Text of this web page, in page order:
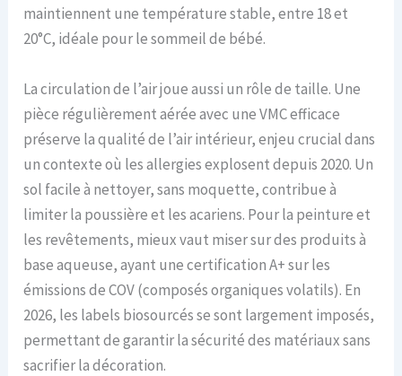
maintiennent une température stable, entre 18 et
20°C, idéale pour le sommeil de bébé.
La circulation de l’air joue aussi un rôle de taille. Une
pièce régulièrement aérée avec une VMC efficace
préserve la qualité de l’air intérieur, enjeu crucial dans
un contexte où les allergies explosent depuis 2020. Un
sol facile à nettoyer, sans moquette, contribue à
limiter la poussière et les acariens. Pour la peinture et
les revêtements, mieux vaut miser sur des produits à
base aqueuse, ayant une certification A+ sur les
émissions de COV (composés organiques volatils). En
2026, les labels biosourcés se sont largement imposés,
permettant de garantir la sécurité des matériaux sans
sacrifier la décoration.